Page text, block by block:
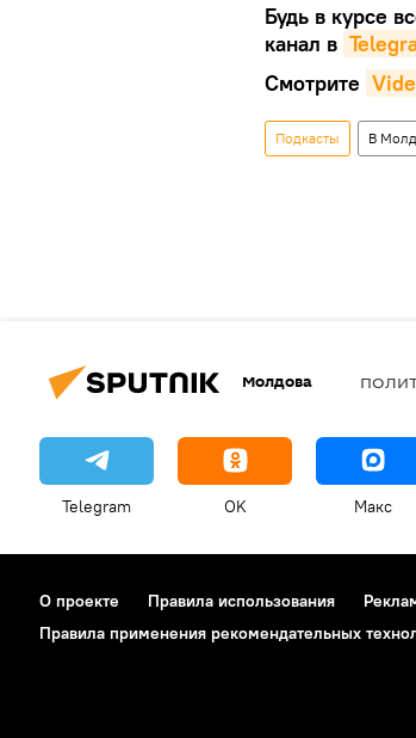
Будь в курсе
канал в
Смотрите
Подкасты В
Молдова
Telegram OK Макс
О проекте Правила использования
Правила применения рекомендательных